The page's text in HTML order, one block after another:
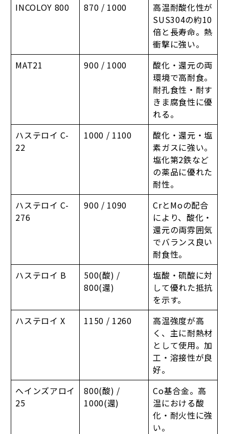
INCOLOY 800
870 / 1000
高温耐酸化性が
SUS304の約10
倍と長寿命。熱
衝撃に強い。
MAT21
900 / 1000
酸化・還元の両
環境で高耐食。
耐孔食性・耐す
きま腐食性に優
れる。
ハステロイ C-
22
1000 / 1100
酸化・還元・塩
素ガスに強い。
塩化第2鉄など
の薬品に優れた
耐性。
ハステロイ C-
276
900 / 1090
CrとMoの配合
により、酸化・
還元の両雰囲気
でバランス良い
耐食性。
ハステロイ B
500(酸) /
800(還)
塩酸・硫酸に対
して優れた抵抗
を示す。
ハステロイ X
1150 / 1260
高温強度が高
く、主に耐熱材
として使用。加
工・溶接性が良
好。
へインズアロイ
25
800(酸) /
1000(還)
Co基合金。高
温における酸
化・耐火性に強
い。